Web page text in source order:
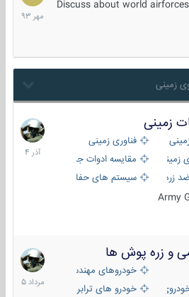
Discuss about world
1393
زمینی
فناوری زمینی
مقایسه ادوات جنگی
سیستم های حفاظت فعال
21
آذر
1404
و زره پوش ها
خودروهای مهندسی
های رزمی پیاده نظام
خودرو های ترابری نظامی
2
مرداد
1405